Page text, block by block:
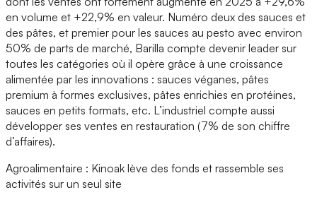
en volume et +22,9% en valeur. Numéro deux des sauces et
des pâtes, et premier pour les sauces au pesto avec environ
50% de parts de marché, Barilla compte devenir leader sur
toutes les catégories où il opère grâce à une croissance
alimentée par les innovations : sauces véganes, pâtes
premium à formes exclusives, pâtes enrichies en protéines,
sauces en petits formats, etc. L’industriel compte aussi
développer ses ventes en restauration (7% de son chiffre
d’affaires).
Agroalimentaire : Kinoak lève des fonds et rassemble ses
activités sur un seul site